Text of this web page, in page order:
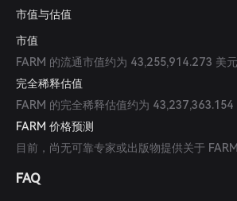
市值与估值
市值
FARM 的流通市值约为 43,255,914.273 美
完全稀释估值
FARM 的完全稀释估值约为 43,237,363.154
FARM 价格预测
目前，尚无可靠专家或出版物提供关于
FAQ